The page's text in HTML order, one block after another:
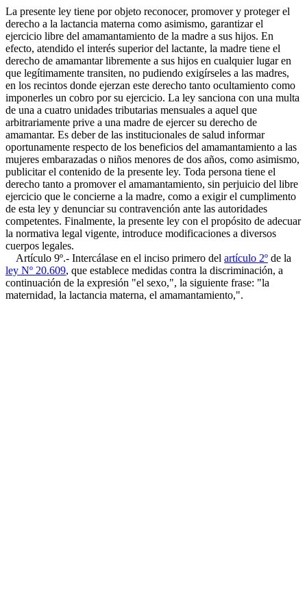
La presente ley tiene por objeto reconocer, promover y proteger el
derecho a la lactancia materna como asimismo, garantizar el
ejercicio libre del amamantamiento de la madre a sus hijos. En
efecto, atendido el interés superior del lactante, la madre tiene el
derecho de amamantar libremente a sus hijos en cualquier lugar en
que legítimamente transiten, no pudiendo exigírseles a las madres,
en los recintos donde ejerzan este derecho tanto ocultamiento como
imponerles un cobro por su ejercicio. La ley sanciona con una multa
de una a cuatro unidades tributarias mensuales a aquel que
arbitrariamente prive a una madre de ejercer su derecho de
amamantar. Es deber de las institucionales de salud informar
oportunamente respecto de los beneficios del amamantamiento a las
mujeres embarazadas o niños menores de dos años, como asimismo,
publicitar el contenido de la presente ley. Toda persona tiene el
derecho tanto a promover el amamantamiento, sin perjuicio del libre
ejercicio que le concierne a la madre, como a exigir el cumplimento
de esta ley y denunciar su contravención ante las autoridades
competentes. Finalmente, la presente ley con el propósito de adecuar
la normativa legal vigente, introduce modificaciones a diversos
cuerpos legales.
Artículo 9º.- Intercálase en el inciso primero del artículo 2º de la
ley Nº 20.609, que establece medidas contra la discriminación, a
continuación de la expresión "el sexo,", la siguiente frase: "la
maternidad, la lactancia materna, el amamantamiento,".